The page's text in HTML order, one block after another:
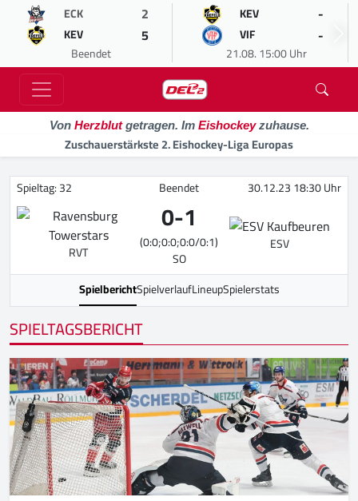
ECK 2
KEV 5
Beendet
KEV -
VIF -
21.08. 15:00 Uhr
Von Herzblutgetragen. Im Eishockeyzuhause.
Zuschauerstärkste 2. Eishockey-Liga Europas
Spieltag: 32 Beendet 30.12.23 18:30 Uhr
RVT
0-1
(0:0;0:0;0:0/0:1)
SO
ESV
SpielberichtSpielverlaufLineupSpielerstats
SPIELTAGSBERICHT